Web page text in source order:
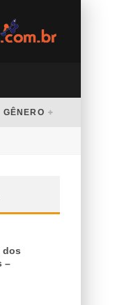
GÊNERO
dos
–